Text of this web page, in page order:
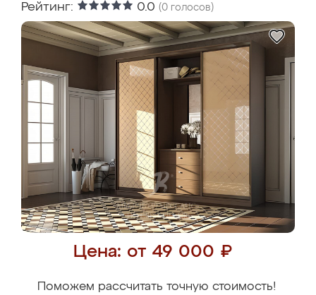
Рейтинг: 0.0 (0 голосов)
Цена: от 49 000 ₽
Поможем рассчитать точную стоимость!